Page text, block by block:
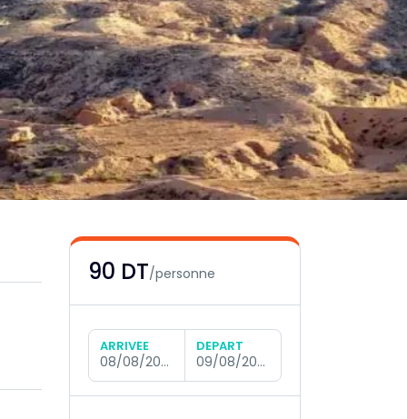
90 DT/personne
ARRIVÉE
08/08/2026
DÉPART
09/08/2026